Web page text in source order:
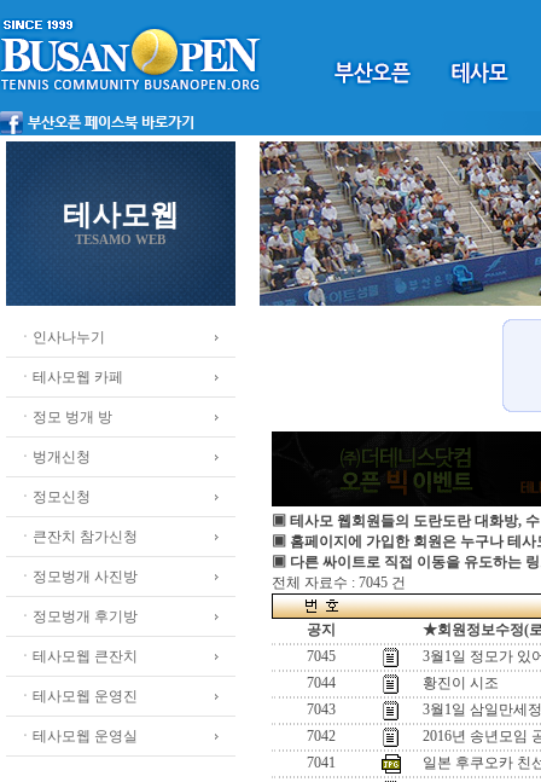
테사모웹
TESAMO WEB
ㆍ인사나누기
ㆍ테사모웹 카페
ㆍ정모 벙개 방
ㆍ벙개신청
ㆍ정모신청
ㆍ큰잔치 참가신청
ㆍ정모벙개 사진방
ㆍ정모벙개 후기방
ㆍ테사모웹 큰잔치
ㆍ테사모웹 운영진
ㆍ테사모웹 운영실
▣ 테사모 웹회원들의 도란도란 대화방,
▣ 홈페이지에 가입한 회원은 누구나 테사
▣ 다른 싸이트로 직접 이동을 유도하는
전체 자료수 : 7045 건
공지
★회원정보수정(
7045
3월1일 정모가 있
7044
황진이 시조
7043
3월1일 삼일만세
7042
2016년 송년모임
7041
일본 후쿠오카 친